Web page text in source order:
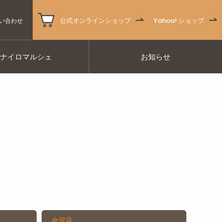
合わせ 公式オンラインショップ Yahoo! ショップ
イロマルシェ お知らせ